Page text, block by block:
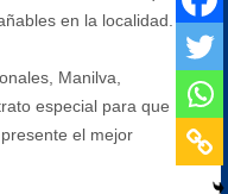
en la localidad.
Manilva,
especial para que
el mejor